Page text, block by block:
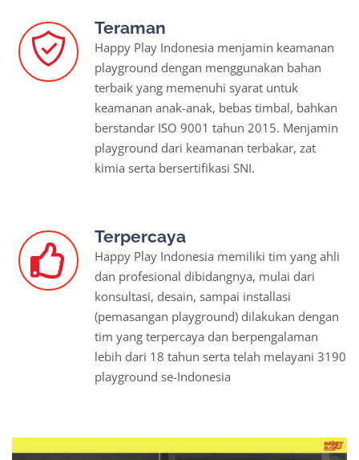
Teraman
Happy Play Indonesia menjamin keamanan
playground dengan menggunakan bahan
terbaik yang memenuhi syarat untuk
keamanan anak-anak, bebas timbal, bahkan
berstandar ISO 9001 tahun 2015. Menjamin
playground dari keamanan terbakar, zat
kimia serta bersertifikasi SNI.
Terpercaya
Happy Play Indonesia memiliki tim yang ahli
dan profesional dibidangnya, mulai dari
konsultasi, desain, sampai installasi
(pemasangan playground) dilakukan dengan
tim yang terpercaya dan berpengalaman
lebih dari 18 tahun serta telah melayani 3190
playground se-Indonesia